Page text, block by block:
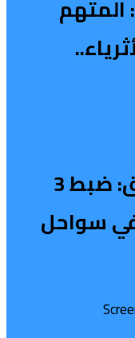
كانت على متن 3 زوارق: ضبط 3
سواحل